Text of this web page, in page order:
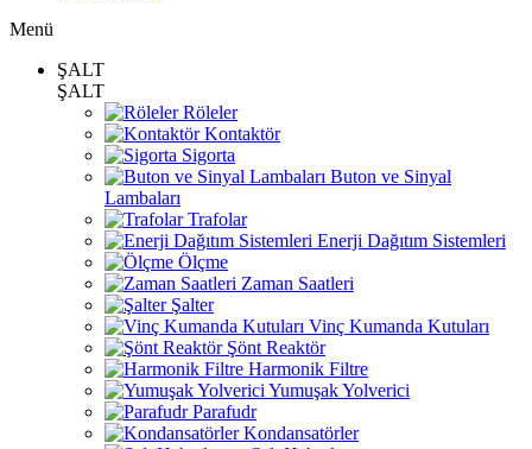
Menü
ŞALT
ŞALT
Röleler
Kontaktör
Sigorta
Buton ve Sinyal
Lambaları
Trafolar
Enerji Dağıtım Sistemleri
Ölçme
Zaman Saatleri
Şalter
Vinç Kumanda Kutuları
Şönt Reaktör
Harmonik Filtre
Yumuşak Yolverici
Parafudr
Kondansatörler